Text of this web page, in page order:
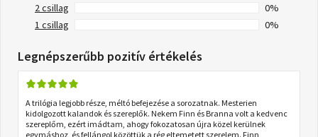
2 csillag
0%
1 csillag
0%
Legnépszerűbb pozitív értékelés
A trilógia legjobb része, méltó befejezése a sorozatnak. Mesterien
kidolgozott kalandok és szereplők. Nekem Finn és Branna volt a kedvenc
szereplőm, ezért imádtam, ahogy fokozatosan újra közel kerülnek
egymáshoz, és fellángol közöttük a rég eltemetett szerelem. Finn